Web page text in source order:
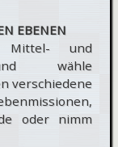
EBENEN
Mittel- und
und wähle
verschiedene
oder nimm